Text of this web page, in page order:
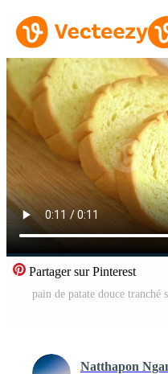
Partager sur Pinterest
pain de patate douce tranché
Natthapon